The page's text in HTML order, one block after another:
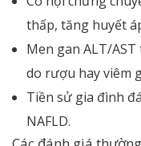
thấp, tăng huyết
Men gan ALT/
do rượu hay viêm
Tiền sử gia đình
NAFLD.